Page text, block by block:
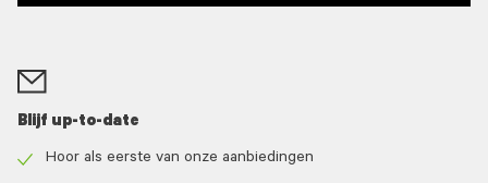
Blijf up-to-date
Hoor als eerste van onze aanbiedingen